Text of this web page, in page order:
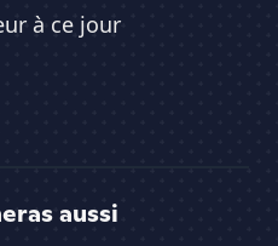
à ce jour
aussi